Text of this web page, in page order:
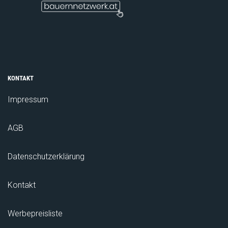
KONTAKT
Impressum
AGB
Datenschutzerklärung
Kontakt
Werbepreisliste